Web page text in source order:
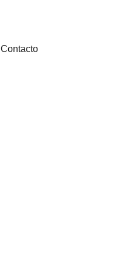
Contacto